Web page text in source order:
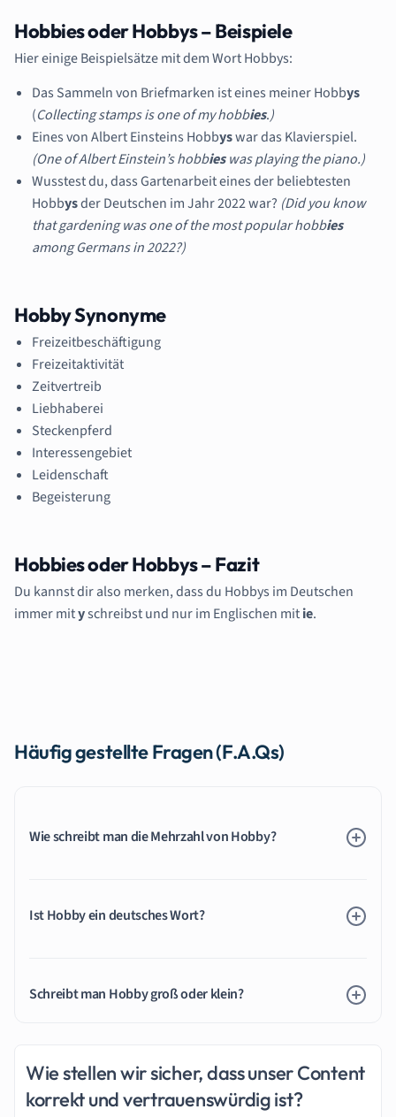
Hobbies oder Hobbys – Beispiele
Hier einige Beispielsätze mit dem Wort Hobbys:
Das Sammeln von Briefmarken ist eines meiner Hobbys
(Collecting stamps is one of my hobbies.)
Eines von Albert Einsteins Hobbyswar das Klavierspiel.
(One of Albert Einstein’s hobbieswas playing the piano.)
Wusstest du, dass Gartenarbeit eines der beliebtesten
Hobbysder Deutschen im Jahr 2022 war? (Did you know
that gardening was one of the most popular hobbies
among Germans in 2022?)
Hobby Synonyme
Freizeitbeschäftigung
Freizeitaktivität
Zeitvertreib
Liebhaberei
Steckenpferd
Interessengebiet
Leidenschaft
Begeisterung
Hobbies oder Hobbys – Fazit
Du kannst dir also merken, dass du Hobbys im Deutschen
immer mityschreibst und nur im Englischen mitie.
Häufig gestellte Fragen (F.A.Qs)
Wie schreibt man die Mehrzahl von Hobby?
Ist Hobby ein deutsches Wort?
Schreibt man Hobby groß oder klein?
Wie stellen wir sicher, dass unser Content
korrekt und vertrauenswürdig ist?